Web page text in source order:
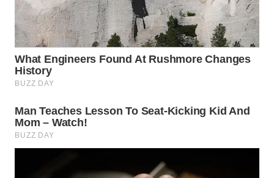
Wahana
Media
Group
WAHANA
NEWS
WAHANA
TANI